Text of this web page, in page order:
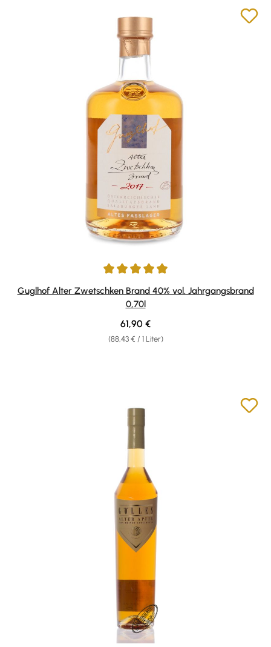
Durchschnittliche Bewertung von 4.88 von 5 Sternen
Guglhof Alter Zwetschken Brand 40% vol. Jahrgangsbrand
0,70l
(88,43 € / 1 Liter)
Regulärer Preis:
61,90 €